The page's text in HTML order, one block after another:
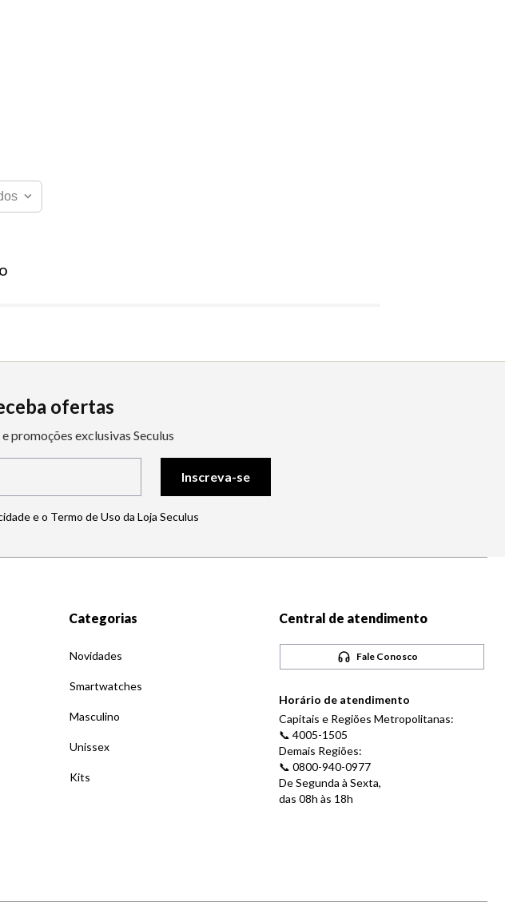
ofertas
promoções exclusivas Seculus
Inscreva-se
e o Termo de Uso da Loja Seculus
Categorias
Novidades
Smartwatches
Masculino
Unissex
Kits
Central de atendimento
Fale Conosco
Horário de atendimento
Capitais e Regiões Metropolitanas:
📞 4005-1505
Demais Regiões:
📞 0800-940-0977
De Segunda à Sexta,
das 08h às 18h